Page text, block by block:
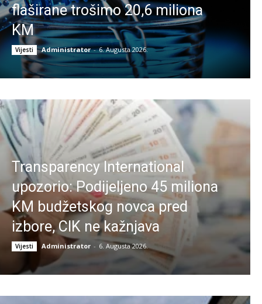
flaširane trošimo 20,6 miliona
KM
Vijesti Administrator - 6. Augusta 2026.
Transparency International
upozorio: Podijeljeno 45 miliona
KM budžetskog novca pred
izbore, CIK ne kažnjava
Vijesti Administrator - 6. Augusta 2026.